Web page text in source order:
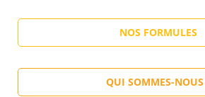
NOS FORMULES
QUI SOMMES-NOUS